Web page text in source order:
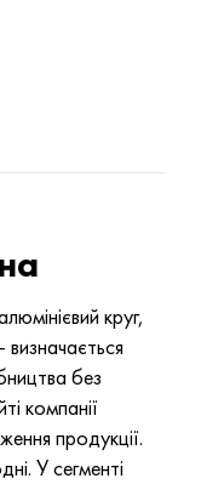
круг,
без
компанії
продукції.
У сегменті